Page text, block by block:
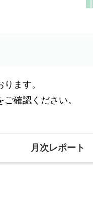
ます。
確認ください。
月次レポート